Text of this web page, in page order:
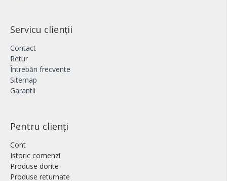
Servicu clienții
Contact
Retur
Întrebări frecvente
Sitemap
Garantii
Pentru clienți
Cont
Istoric comenzi
Produse dorite
Produse returnate